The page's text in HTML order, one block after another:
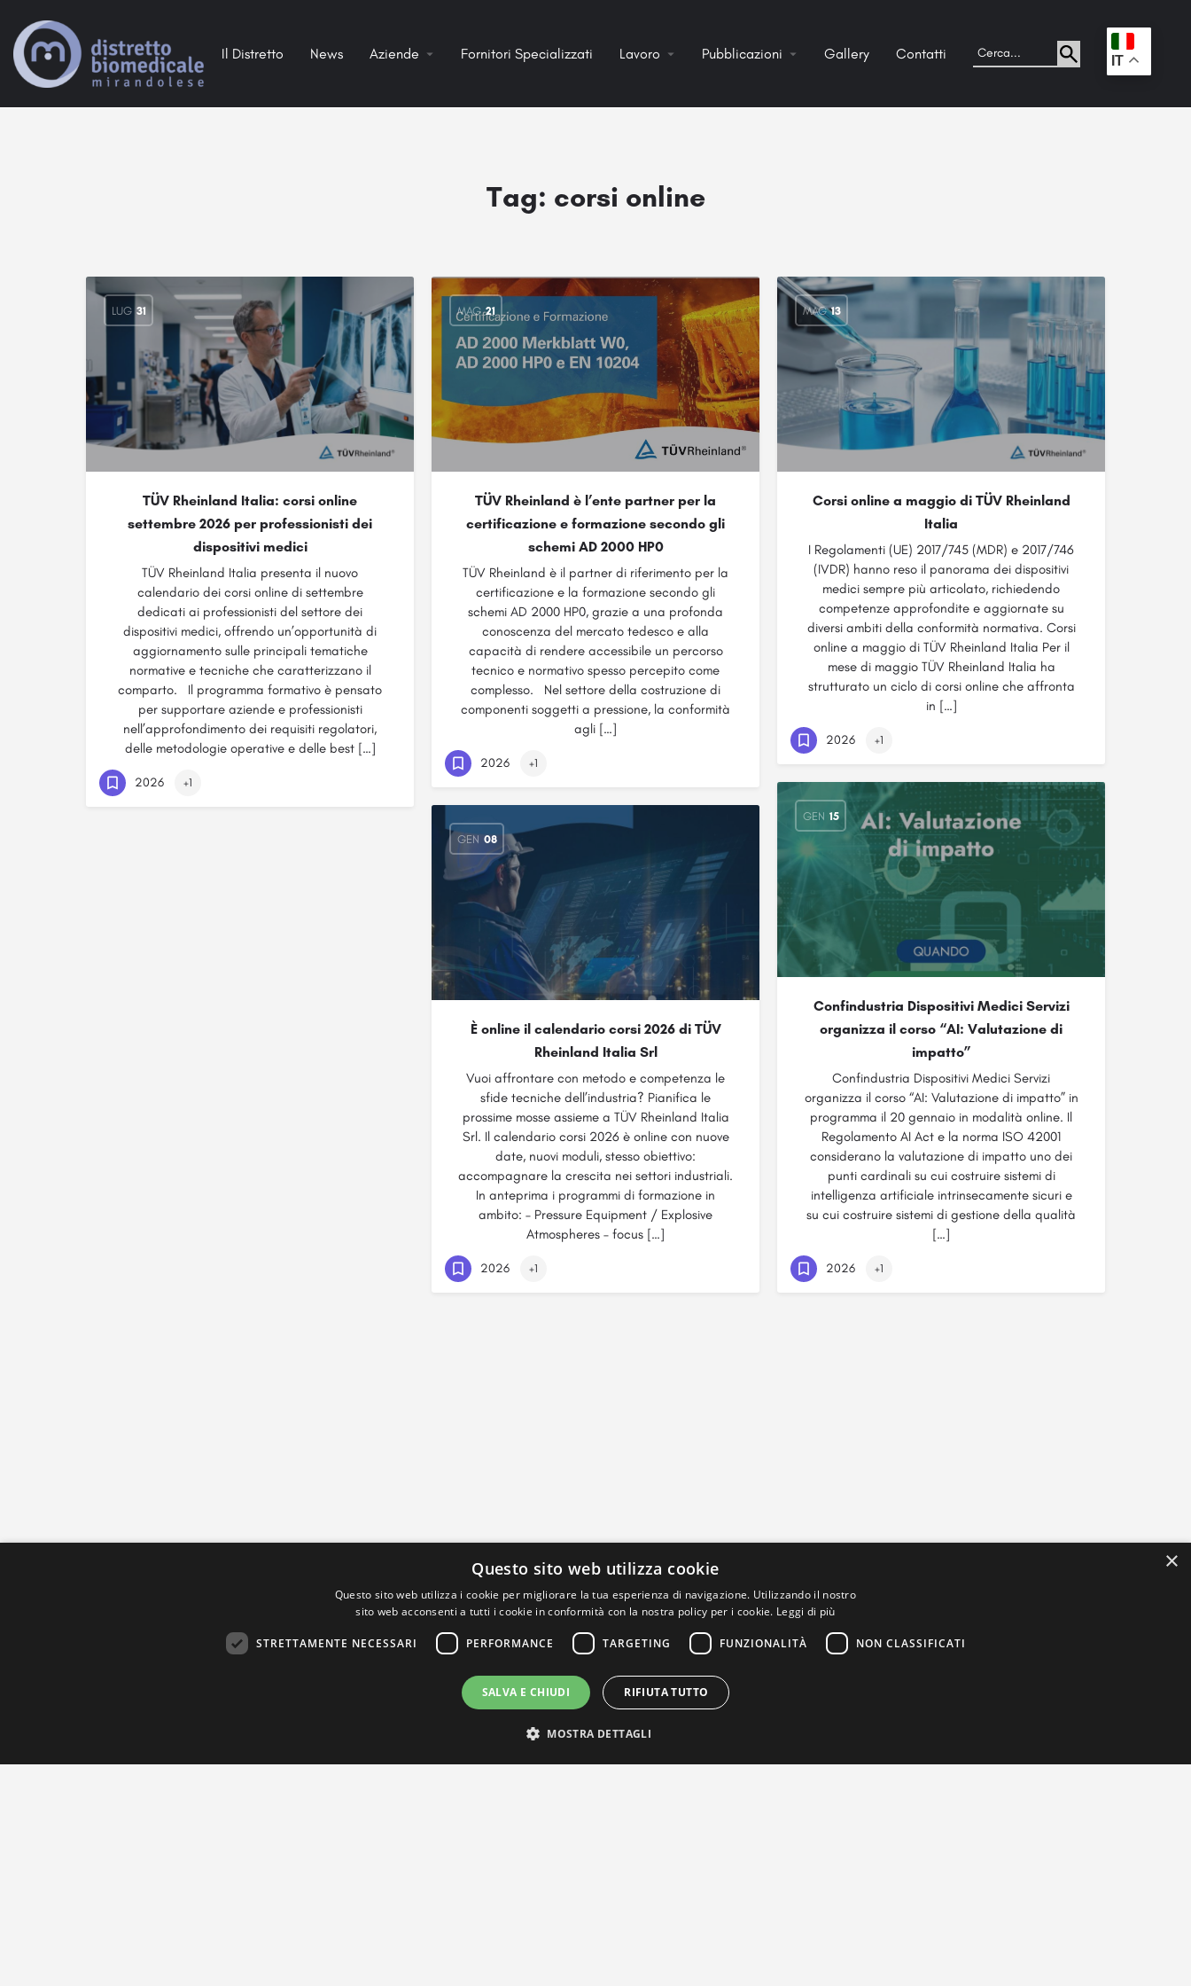
Il Distretto News Aziende Fornitori Specializzati Lavoro Pubblicazioni Gallery Contatti . IT
Tag: corsi online
LUG 31
TÜV Rheinland Italia: corsi online
settembre 2026 per professionisti dei
dispositivi medici
TÜV Rheinland Italia presenta il nuovo
calendario dei corsi online di settembre
dedicati ai professionisti del settore dei
dispositivi medici, offrendo un’opportunità di
aggiornamento sulle principali tematiche
normative e tecniche che caratterizzano il
comparto. Il programma formativo è pensato
per supportare aziende e professionisti
nell’approfondimento dei requisiti regolatori,
delle metodologie operative e delle best […]
2026 +1
MAG 21
TÜV Rheinland è l’ente partner per la
certificazione e formazione secondo gli
schemi AD 2000 HP0
TÜV Rheinland è il partner di riferimento per la
certificazione e la formazione secondo gli
schemi AD 2000 HP0, grazie a una profonda
conoscenza del mercato tedesco e alla
capacità di rendere accessibile un percorso
tecnico e normativo spesso percepito come
complesso. Nel settore della costruzione di
componenti soggetti a pressione, la conformità
agli […]
2026 +1
MAG 13
Corsi online a maggio di TÜV Rheinland
Italia
I Regolamenti (UE) 2017/745 (MDR) e 2017/746
(IVDR) hanno reso il panorama dei dispositivi
medici sempre più articolato, richiedendo
competenze approfondite e aggiornate su
diversi ambiti della conformità normativa. Corsi
online a maggio di TÜV Rheinland Italia Per il
mese di maggio TÜV Rheinland Italia ha
strutturato un ciclo di corsi online che affronta
in […]
2026 +1
GEN 15
Confindustria Dispositivi Medici Servizi
organizza il corso “AI: Valutazione di
impatto”
Confindustria Dispositivi Medici Servizi
organizza il corso “AI: Valutazione di impatto” in
programma il 20 gennaio in modalità online. Il
Regolamento AI Act e la norma ISO 42001
considerano la valutazione di impatto uno dei
punti cardinali su cui costruire sistemi di
intelligenza artificiale intrinsecamente sicuri e
su cui costruire sistemi di gestione della qualità
[…]
2026 +1
GEN 08
È online il calendario corsi 2026 di TÜV
Rheinland Italia Srl
Vuoi affrontare con metodo e competenza le
sfide tecniche dell’industria? Pianifica le
prossime mosse assieme a TÜV Rheinland Italia
Srl. Il calendario corsi 2026 è online con nuove
date, nuovi moduli, stesso obiettivo:
accompagnare la crescita nei settori industriali.
In anteprima i programmi di formazione in
ambito: – Pressure Equipment / Explosive
Atmospheres – focus […]
2026 +1
×
Questo sito web utilizza cookie
Questo sito web utilizza i cookie per migliorare la tua esperienza di navigazione. Utilizzando il nostro
sito web acconsenti a tutti i cookie in conformità con la nostra policy per i cookie. Leggi di più
STRETTAMENTE NECESSARI PERFORMANCE TARGETING FUNZIONALITÀ NON CLASSIFICATI
SALVA E CHIUDI RIFIUTA TUTTO
MOSTRA DETTAGLI